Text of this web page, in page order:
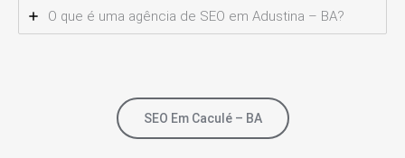
O que é uma agência de SEO em Adustina – BA?
SEO Em Caculé – BA